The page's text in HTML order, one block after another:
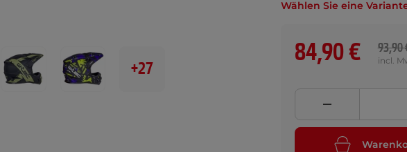
+27
Wählen Sie eine
84,90 € 93,90
incl.